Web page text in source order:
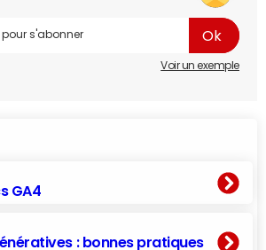
Voir un exemple
GA4
: bonnes pratiques